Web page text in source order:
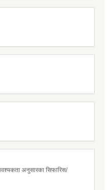
अनुसारका सिफारिस/